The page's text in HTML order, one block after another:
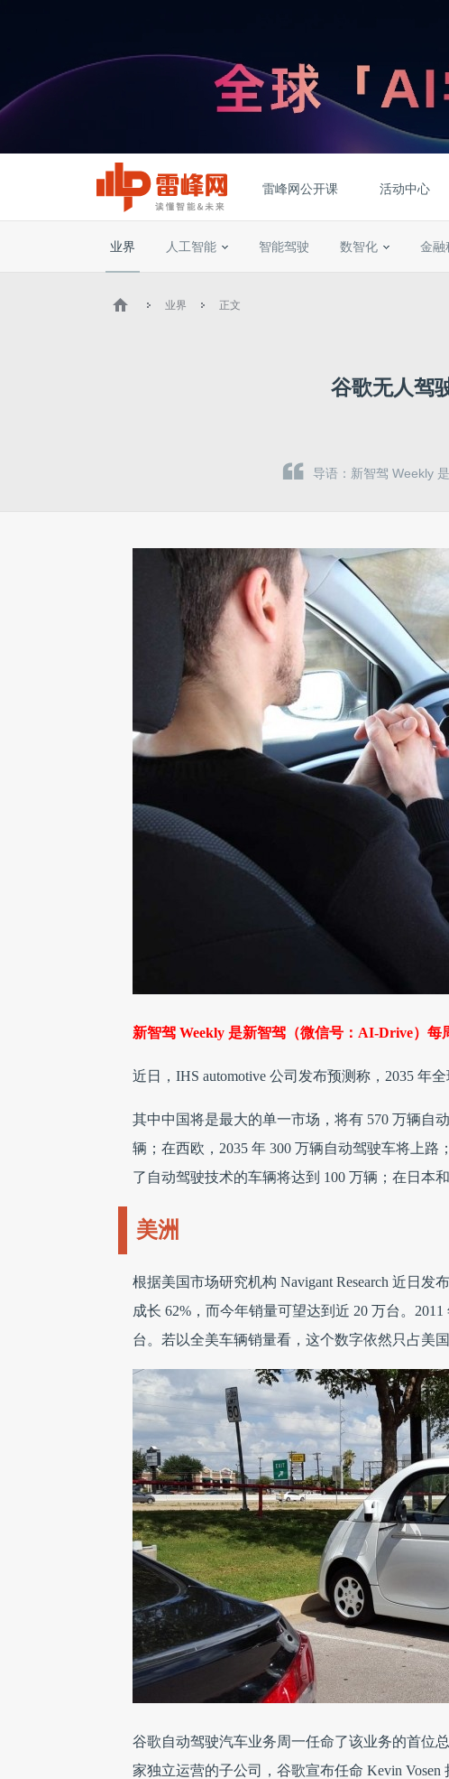
雷峰网公开课 活动中心
业界 人工智能 智能驾驶 数智化 金融
业界 正文
谷歌无人驾
导语：新智驾 Weekly
新智驾 Weekly 是新智驾（微信号：AI-Drive）每
近日，IHS automotive 公司发布预测称，2035 年
其中中国将是最大的单一市场，将有 570 万辆自
辆；在西欧，2035 年 300 万辆自动驾驶车将上
了自动驾驶技术的车辆将达到 100 万辆；在日本
美洲
根据美国市场研究机构 Navigant Research 近日
成长 62%，而今年销量可望达到近 20 万台。
台。若以全美车辆销量看，这个数字依然只占美国
谷歌自动驾驶汽车业务周一任命了该业务的首位
家独立运营的子公司，谷歌宣布任命 Kevin